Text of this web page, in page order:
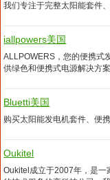
我们专注于完整太阳能套件
iallpowers美国
ALLPOWERS，您的便携式
供绿色和便携式电源解决方
Bluetti美国
购买太阳能发电机套件、便
Oukitel
Oukitel成立于2007年，是一